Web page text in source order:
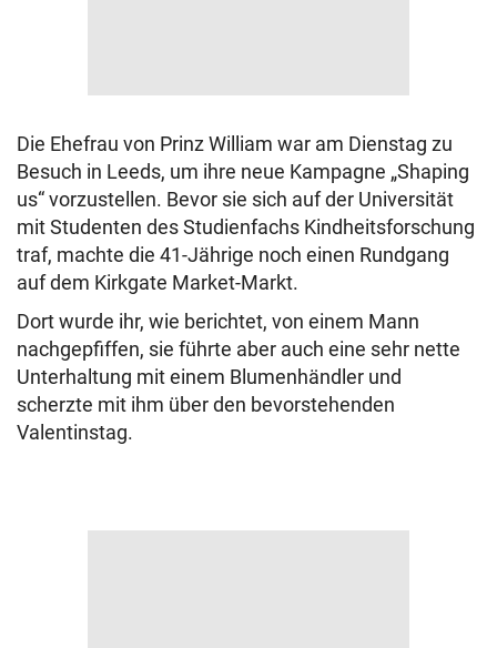
Die Ehefrau von Prinz William war am Dienstag zu
Besuch in Leeds, um ihre neue Kampagne „Shaping
us“ vorzustellen. Bevor sie sich auf der Universität
mit Studenten des Studienfachs Kindheitsforschung
traf, machte die 41-Jährige noch einen Rundgang
auf dem Kirkgate Market-Markt.
Dort wurde ihr, wie berichtet, von einem Mann
nachgepfiffen, sie führte aber auch eine sehr nette
Unterhaltung mit einem Blumenhändler und
scherzte mit ihm über den bevorstehenden
Valentinstag.